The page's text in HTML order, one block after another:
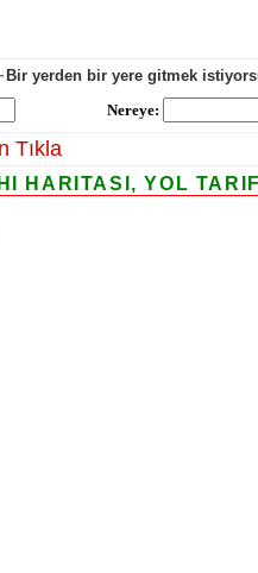
Bir yerden bir yere gitmek
Nereye:
Tıkla
HARITASI, YOL